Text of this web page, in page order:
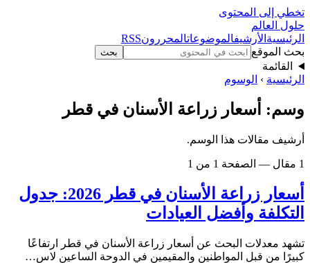
تخطي إلى المحتوى
حلول العالم
الرئيسية الأرشيفالموضوعاتالمحررونRSS
بحث الموقع
بحث
القائمة
الرئيسية › الوسوم
وسم: أسعار زراعة الأسنان في قطر
أرشيف مقالات هذا الوسم.
1 مقال — الصفحة 1 من 1
أسعار زراعة الأسنان في قطر 2026: جدول
التكلفة وأفضل العيادات
تشهد معدلات البحث عن أسعار زراعة الأسنان في قطر ارتفاعًا
كبيرًا من قبل المواطنين والمقيمين في الدوحة الساعين لاس…